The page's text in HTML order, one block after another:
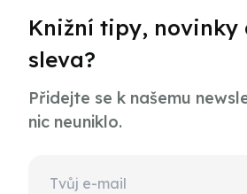
Knižní tipy, novinky
sleva?
Přidejte se k našemu
nic neuniklo.